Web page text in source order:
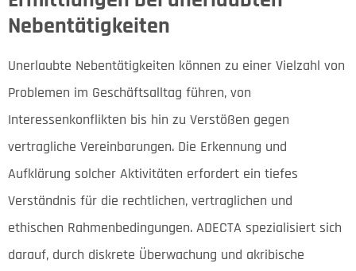
Nebentätigkeiten
Unerlaubte Nebentätigkeiten können zu einer Vielzahl von
Problemen im Geschäftsalltag führen, von
Interessenkonflikten bis hin zu Verstößen gegen
vertragliche Vereinbarungen. Die Erkennung und
Aufklärung solcher Aktivitäten erfordert ein tiefes
Verständnis für die rechtlichen, vertraglichen und
ethischen Rahmenbedingungen. ADECTA spezialisiert sich
darauf, durch diskrete Überwachung und akribische